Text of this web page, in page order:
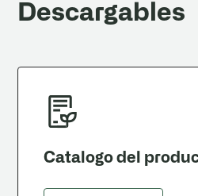
Descargables
Catalogo del